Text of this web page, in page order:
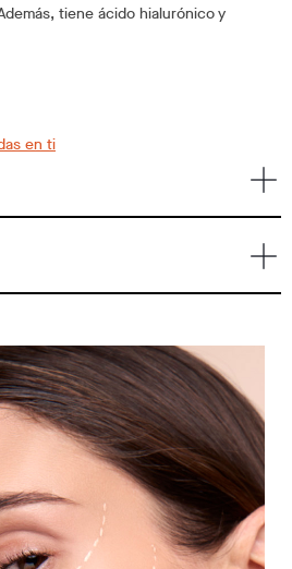
tiene ácido hialurónico y
en ti